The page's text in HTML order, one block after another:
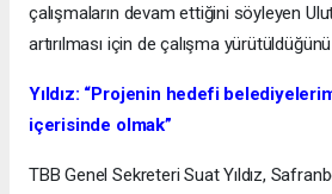
çalışmaların devam ettiğini söyleyen
artırılması için de çalışma
Yıldız: “Projenin hedefi
içerisinde olmak”
TBB Genel Sekreteri Suat Yıldız,